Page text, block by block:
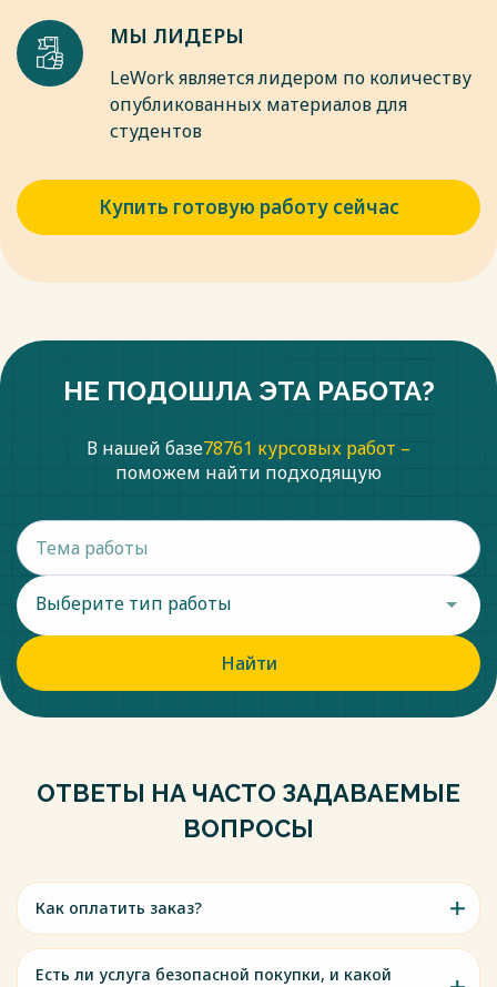
основание административной ответственности:
монография / О.Г. Горскина, С.Л. Банщикова. - Омск:
Издательство Омского экономического института, 2019. -
С. 57.
13. Ильин А.А. К вопросу о понятии состава
правонарушения / А.А. Ильин // Вектор науки
4. - С. 42-44.
Весь текст будет доступен
МЫ ЛИДЕРЫ
LeWork является лидером по количеству
опубликованных материалов для
студентов
Купить готовую работу сейчас
НЕ ПОДОШЛА ЭТА РАБОТА?
В нашей базе78761 курсовых работ –
поможем найти подходящую
Выберите тип работы
Найти
ОТВЕТЫ НА ЧАСТО ЗАДАВАЕМЫЕ
ВОПРОСЫ
Как оплатить заказ?
Есть ли услуга безопасной покупки, и какой